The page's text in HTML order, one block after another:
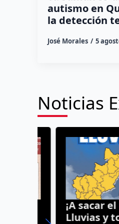
autismo en
la detección
José Morales 5
Noticias
¡A sacar el
Lluvias y